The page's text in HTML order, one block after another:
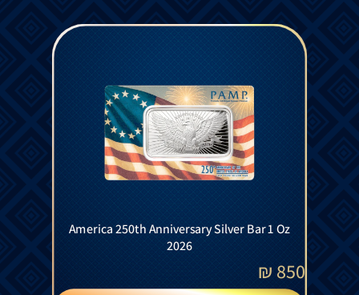
America 250th Anniversary Silver Bar 1 Oz
2026
850
₪